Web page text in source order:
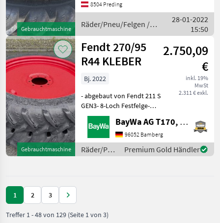
Gebrauchtmaschine
Pflegeräder, Felgen
Arion 410, Spur 1
8504 Preding
Räder/Pneu/Felgen /
Vredestein
28-01-2022
15:50
Gebrauchtmaschine
Fendt 270/95
R44 KLEBER
2.750,09
€
inkl. 19%
MwSt
2.311 € exkl.
Bj. 2022
- abgebaut von Fendt 211 S
GEN3- 8-Loch Festfelge-
Spur 1600mm!! Optional
passend 270/80R32 MITAS,
EQ 11227336, 2.250€ inkl.
MwSt. !! Räder/Pneu/Felgen
Sonstige Räd
BayWa AG T170, Bamberg
96052 Bamberg
Räder/Pneu/Felgen
/ Fendt
Premium Gold Händler
1 2 3
Treffer 1-48von 129 (Seite 1 von 3)